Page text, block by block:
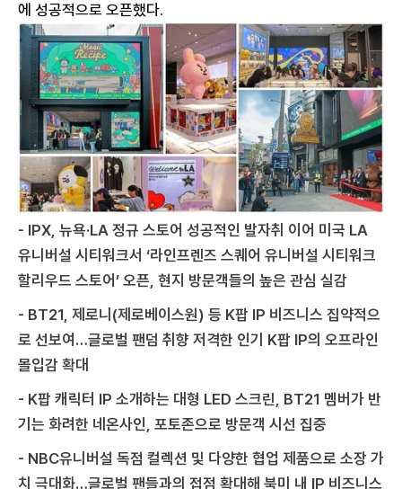
에 성공적으로 오픈했다.
- IPX, 뉴욕·LA 정규 스토어 성공적인 발자취 이어 미국 LA
유니버설 시티워크서 ‘라인프렌즈 스퀘어 유니버설 시티워크
할리우드 스토어’ 오픈, 현지 방문객들의 높은 관심 실감
- BT21, 제로니(제로베이스원) 등 K팝 IP 비즈니스 집약적으
로 선보여…글로벌 팬덤 취향 저격한 인기 K팝 IP의 오프라인
몰입감 확대
- K팝 캐릭터 IP 소개하는 대형 LED 스크린, BT21 멤버가 반
기는 화려한 네온사인, 포토존으로 방문객 시선 집중
- NBC유니버설 독점 컬렉션 및 다양한 협업 제품으로 소장 가
치 극대화…글로벌 팬들과의 접점 확대해 북미 내 IP 비즈니스